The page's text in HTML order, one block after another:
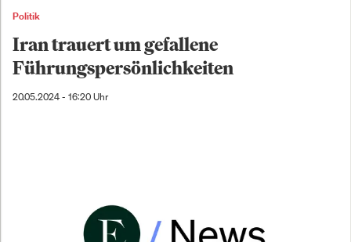
Politik
Iran trauert um gefallene
Führungspersönlichkeiten
20.05.2024 - 16:20 Uhr